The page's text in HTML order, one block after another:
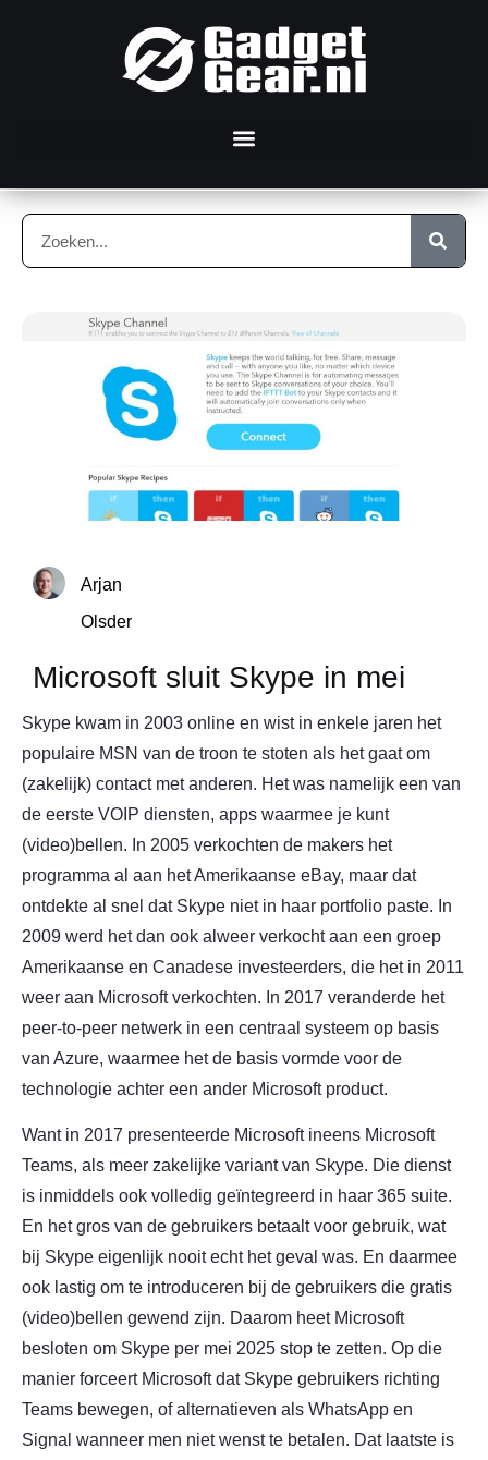
Arjan
Olsder
Microsoft sluit Skype in mei
Skype kwam in 2003 online en wist in enkele jaren het
populaire MSN van de troon te stoten als het gaat om
(zakelijk) contact met anderen. Het was namelijk een van
de eerste VOIP diensten, apps waarmee je kunt
(video)bellen. In 2005 verkochten de makers het
programma al aan het Amerikaanse eBay, maar dat
ontdekte al snel dat Skype niet in haar portfolio paste. In
2009 werd het dan ook alweer verkocht aan een groep
Amerikaanse en Canadese investeerders, die het in 2011
weer aan Microsoft verkochten. In 2017 veranderde het
peer-to-peer netwerk in een centraal systeem op basis
van Azure, waarmee het de basis vormde voor de
technologie achter een ander Microsoft product.
Want in 2017 presenteerde Microsoft ineens Microsoft
Teams, als meer zakelijke variant van Skype. Die dienst
is inmiddels ook volledig geïntegreerd in haar 365 suite.
En het gros van de gebruikers betaalt voor gebruik, wat
bij Skype eigenlijk nooit echt het geval was. En daarmee
ook lastig om te introduceren bij de gebruikers die gratis
(video)bellen gewend zijn. Daarom heet Microsoft
besloten om Skype per mei 2025 stop te zetten. Op die
manier forceert Microsoft dat Skype gebruikers richting
Teams bewegen, of alternatieven als WhatsApp en
Signal wanneer men niet wenst te betalen. Dat laatste is